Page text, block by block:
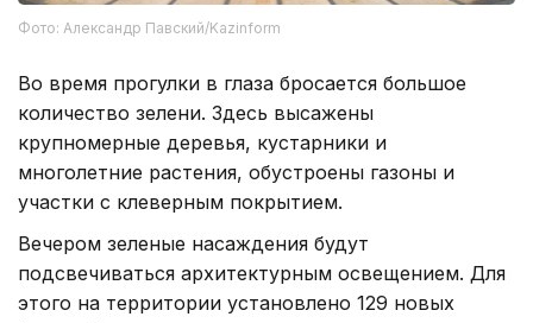
Фото: Александр Павский/Kazinform
Во время прогулки в глаза бросается большое
количество зелени. Здесь высажены
крупномерные деревья, кустарники и
многолетние растения, обустроены газоны и
участки с клеверным покрытием.
Вечером зеленые насаждения будут
подсвечиваться архитектурным освещением. Для
этого на территории установлено 129 новых